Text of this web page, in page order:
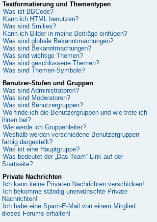
Textformatierung und Thementypen
Was ist BBCode?
Kann ich HTML benutzen?
Was sind Smilies?
Kann ich Bilder in meine Beiträge einfügen?
Was sind globale Bekanntmachungen?
Was sind Bekanntmachungen?
Was sind wichtige Themen?
Was sind geschlossene Themen?
Was sind Themen-Symbole?
Benutzer-Stufen und Gruppen
Was sind Administratoren?
Was sind Moderatoren?
Was sind Benutzergruppen?
Wo finde ich die Benutzergruppen und wie trete ich
ihnen bei?
Wie werde ich Gruppenleiter?
Weshalb werden verschiedene Benutzergruppen
farbig dargestellt?
Was ist eine Hauptgruppe?
Was bedeutet der „Das Team“-Link auf der
Startseite?
Private Nachrichten
Ich kann keine Privaten Nachrichten verschicken!
Ich bekomme ständig unerwünschte Private
Nachrichten!
Ich habe eine Spam-E-Mail von einem Mitglied
dieses Forums erhalten!